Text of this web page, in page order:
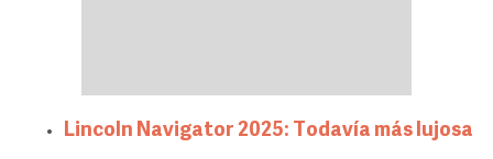
Lincoln Navigator 2025: Todavía más lujosa